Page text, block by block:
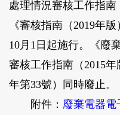
處理情況審核工作指
《審核指南（2019年
10月1日起施行。《廢
審核工作指南（2015
年第33號）同時廢止。
附件： 廢棄電器電